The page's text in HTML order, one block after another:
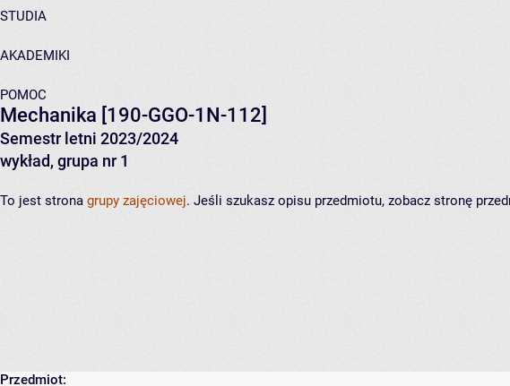
STUDIA
AKADEMIKI
POMOC
Mechanika [190-GGO-1N-112]
Semestr letni 2023/2024
wykład, grupa nr 1
To jest strona grupy zajęciowej. Jeśli szukasz opisu przedmiotu, zobacz stronę
Przedmiot: